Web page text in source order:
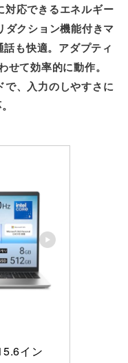
対応できるエネルギー
ダクション機能付きマ
も快適。アダプティ
せて効率的に動作。
で、入力のしやすさに
イン